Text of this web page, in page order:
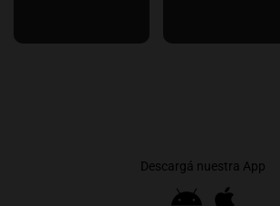
Descargá nuestra App